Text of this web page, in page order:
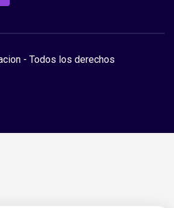
- Todos los derechos